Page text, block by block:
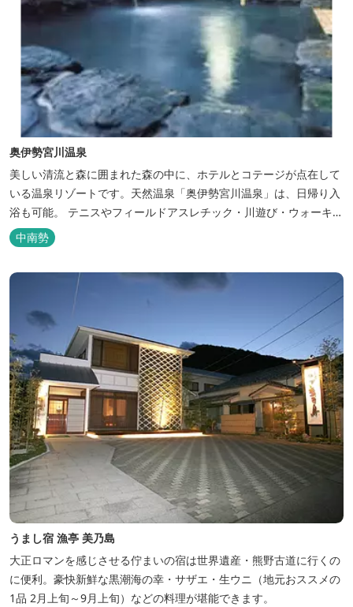
奥伊勢宮川温泉
美しい清流と森に囲まれた森の中に、ホテルとコテージが点在して
いる温泉リゾートです。天然温泉「奥伊勢宮川温泉」は、日帰り入
浴も可能。 テニスやフィールドアスレチック・川遊び・ウォーキン
グ・山登りの後は、岩風呂風の露天風呂と地元産季節の野草を月替
メニューの野草風呂と打たせ湯で思いっきりリフレッシュしてくだ
さい。 森林浴に温泉浴でネイチャーセラピーしませんか。
中南勢
うまし宿 漁亭 美乃島
大正ロマンを感じさせる佇まいの宿は世界遺産・熊野古道に行くの
に便利。豪快新鮮な黒潮海の幸・サザエ・生ウニ（地元おススメの
1品 2月上旬～9月上旬）などの料理が堪能できます。